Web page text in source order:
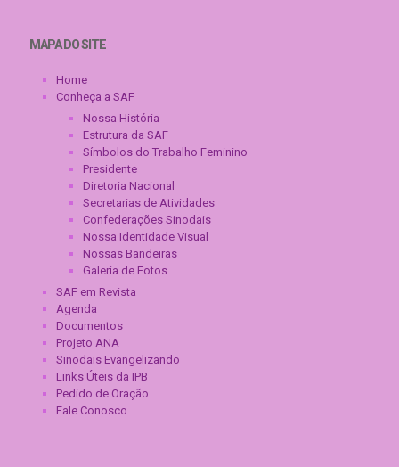
MAPA DO SITE
Home
Conheça a SAF
Nossa História
Estrutura da SAF
Símbolos do Trabalho Feminino
Presidente
Diretoria Nacional
Secretarias de Atividades
Confederações Sinodais
Nossa Identidade Visual
Nossas Bandeiras
Galeria de Fotos
SAF em Revista
Agenda
Documentos
Projeto ANA
Sinodais Evangelizando
Links Úteis da IPB
Pedido de Oração
Fale Conosco